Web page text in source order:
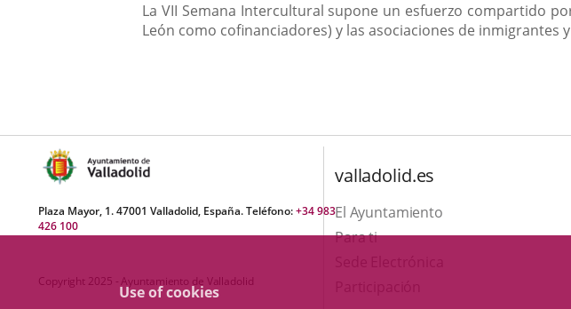
Use of cookies
La VII Semana Intercultural supone un esfuerzo compartido
León como cofinanciadores) y las asociaciones de inmigrantes
Plaza Mayor, 1. 47001 Valladolid, España. Teléfono:+34 983
426 100
Copyright 2025 - Ayuntamiento de Valladolid
valladolid.es
El Ayuntamiento
Para ti